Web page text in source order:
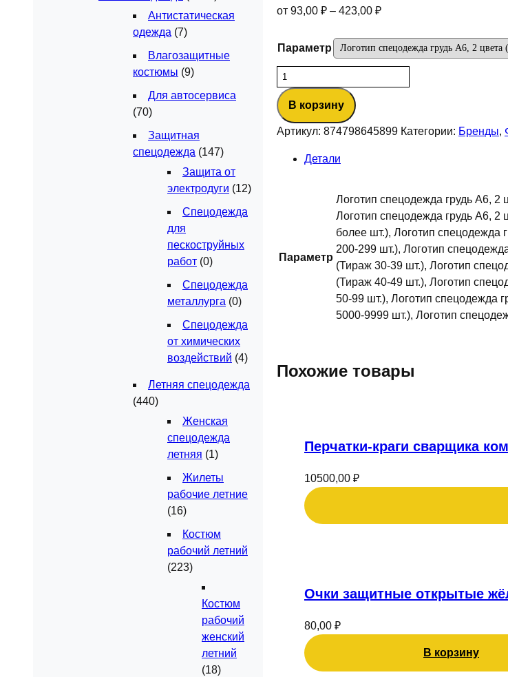
от 93,00 ₽ – 423,00 ₽
Параметр
Количество
товара
Логотип
спецодежда
грудь
В корзину
Артикул: 874798645899 Категории: Бренды,
Детали
Параметр
Логотип спецодежда грудь А6, 2
Логотип спецодежда грудь А6, 2
более шт.), Логотип спецодежда
200-299 шт.), Логотип
(Тираж 30-39 шт.), Логотип
(Тираж 40-49 шт.), Логотип
50-99 шт.), Логотип спецодежда
5000-9999 шт.), Логотип
Похожие товары
Перчатки-краги сварщика
10500,00 ₽
Очки защитные открытые
80,00 ₽
В корзину
Антистатическая
одежда (7)
Влагозащитные
костюмы (9)
Для автосервиса
(70)
Защитная
спецодежда (147)
Защита от
электродуги (12)
Спецодежда
для
пескоструйных
работ (0)
Спецодежда
металлурга (0)
Спецодежда
от химических
воздействий (4)
Летняя спецодежда
(440)
Женская
спецодежда
летняя (1)
Жилеты
рабочие летние
(16)
Костюм
рабочий летний
(223)
Костюм
рабочий
женский
летний
(18)